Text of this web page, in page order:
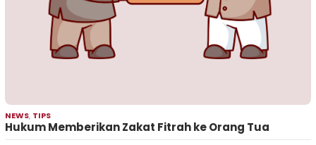
NEWS, TIPS
Hukum Memberikan Zakat Fitrah ke Orang Tua